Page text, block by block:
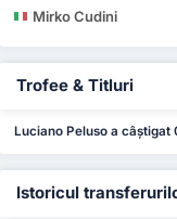
Mirko Cudini
Trofee & Titluri
Luciano Peluso a
Istoricul